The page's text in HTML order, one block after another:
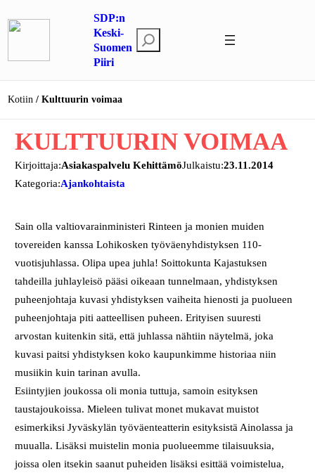
sisältöön
SDP:n
Keski-
Suomen
Piiri
t
Kotiin Kulttuurin voimaa
KULTTUURIN VOIMAA
Kirjoittaja:Asiakaspalvelu KehittämöJulkaistu:23.11.2014
Kategoria:Ajankohtaista
Sain olla valtiovarainministeri Rinteen ja monien muiden
tovereiden kanssa Lohikosken työväenyhdistyksen 110-
vuotisjuhlassa. Olipa upea juhla! Soittokunta Kajastuksen
tahdeilla juhlayleisö pääsi oikeaan tunnelmaan, yhdistyksen
puheenjohtaja kuvasi yhdistyksen vaiheita hienosti ja puolueen
puheenjohtaja piti aatteellisen puheen. Erityisen suuresti
arvostan kuitenkin sitä, että juhlassa nähtiin näytelmä, joka
kuvasi paitsi yhdistyksen koko kaupunkimme historiaa niin
musiikin kuin tarinan avulla.
Esiintyjien joukossa oli monia tuttuja, samoin esityksen
taustajoukoissa. Mieleen tulivat monet mukavat muistot
esimerkiksi Jyväskylän työväenteatterin esityksistä Ainolassa ja
muualla. Lisäksi muistelin monia puolueemme tilaisuuksia,
joissa olen itsekin saanut puheiden lisäksi esittää voimistelua,